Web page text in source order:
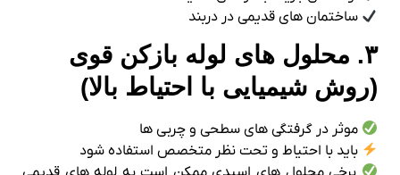
ساختمان‌ های قدیمی در دربند
۳. محلول‌ های لوله‌ بازکن قوی
(روش شیمیایی با احتیاط بالا)
موثر در گرفتگی‌ های سطحی و چربی‌ ها
باید با احتیاط و تحت نظر متخصص استفاده شود